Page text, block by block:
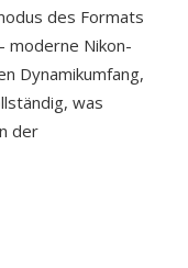
des Formats
Nikon-
Dynamikumfang,
was
der